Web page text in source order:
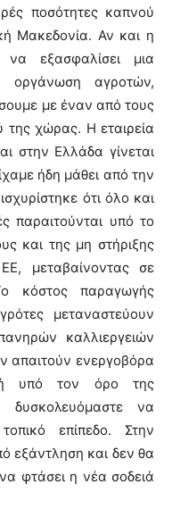
ποσότητες καπνού
Μακεδονία. Αν και η
εξασφαλίσει μια
οργάνωση αγροτών,
με έναν από τους
χώρας. Η εταιρεία
στην Ελλάδα γίνεται
ήδη μάθει από την
ότι όλο και
παραιτούνται υπό το
και της μη στήριξης
μεταβαίνοντας σε
κόστος παραγωγής
μεταναστεύουν
καλλιεργειών
απαιτούν ενεργοβόρα
υπό τον όρο της
δυσκολευόμαστε να
επίπεδο. Στην
εξάντληση και δεν θα
φτάσει η νέα σοδειά